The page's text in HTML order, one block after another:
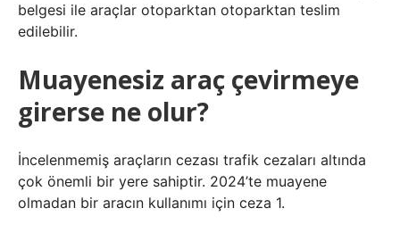
belgesi ile araçlar otoparktan otoparktan teslim
edilebilir.
Muayenesiz araç çevirmeye
girerse ne olur?
İncelenmemiş araçların cezası trafik cezaları altında
çok önemli bir yere sahiptir. 2024’te muayene
olmadan bir aracın kullanımı için ceza 1.